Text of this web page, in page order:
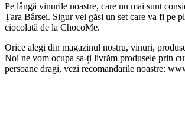
Pe lângă vinurile noastre, care nu mai sunt
Țara Bârsei. Sigur vei găsi un set care va fi pe
ciocolată de la ChocoMe.
Orice alegi din magazinul nostru, vinuri,
Noi ne vom ocupa sa-ți livrăm produsele prin
persoane dragi, vezi recomandarile noastre: